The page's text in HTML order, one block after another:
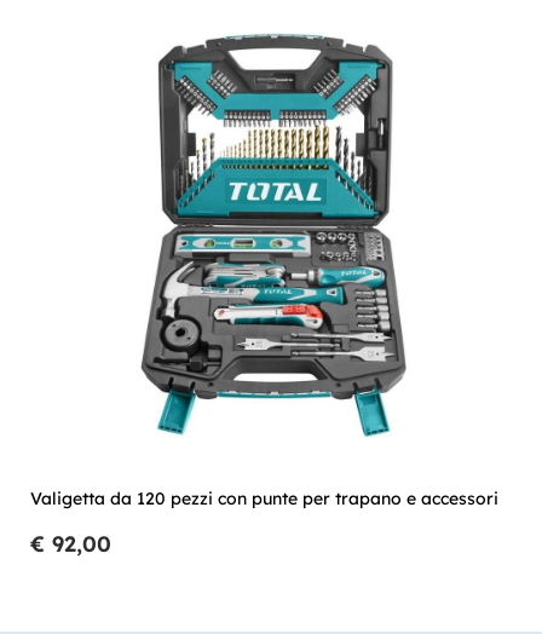
Valigetta da 120 pezzi con punte per trapano e accessori
€ 92,00